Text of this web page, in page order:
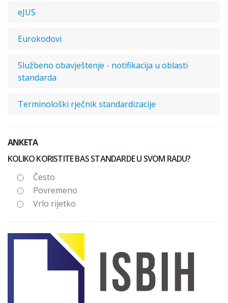
eJUS
Eurokodovi
Službeno obavještenje - notifikacija u oblasti
standarda
Terminološki rječnik standardizacije
ANKETA
KOLIKO KORISTITE BAS STANDARDE U SVOM RADU?
Često
Povremeno
Vrlo rijetko